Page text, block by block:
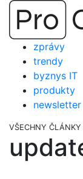
Přejít
obsah
zprávy
trendy
byznys IT
produkty
newsletter
VŠECHNY ČLÁNKY